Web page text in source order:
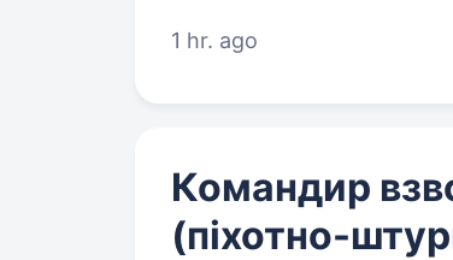
1 hr. ago
Командир
(піхотно-